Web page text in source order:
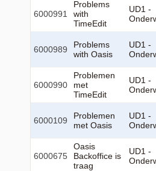
6000991
Problems
with
TimeEdit
UD1 -
6000989
Problems
with Oasis
UD1 -
6000990
Problemen
met
TimeEdit
UD1 -
6000109
Problemen
met Oasis
UD1 -
6000675
Oasis
Backoffice is
traag
UD1 -